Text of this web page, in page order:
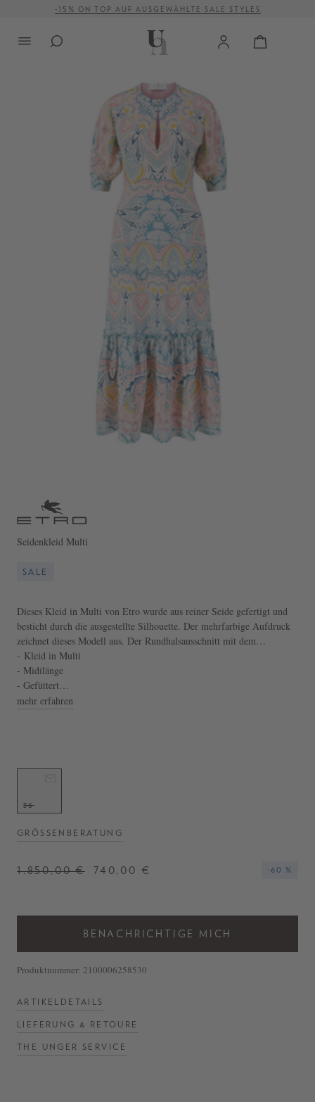
springen-15% ON TOP AUF AUSGEWÄHLTE SALE STYLES
Seidenkleid Multi
SALE
Dieses Kleid in Multi von Etro wurde aus reiner Seide gefertigt und
besticht durch die ausgestellte Silhouette. Der mehrfarbige Aufdruck
zeichnet dieses Modell aus. Der Rundhalsausschnitt mit dem
Knopfverschluss und die Volants am Rock verleihen dem Design eine
verspielte Note. Die Ballonärmel perfektionieren diesen Look.
- Kleid in Multi
- Midilänge
- Gefüttert
- Seitlicher Reißverschluss
mehr erfahren
36
GRÖSSENBERATUNG
1.850,00 € 740,00 € -60 %
BENACHRICHTIGE MICH
Produktnummer: 2100006258530
ARTIKELDETAILS
LIEFERUNG & RETOURE
THE UNGER SERVICE